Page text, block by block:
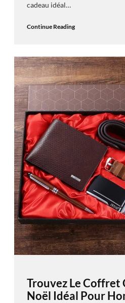
cadeau idéal…
Continue Reading
Trouvez Le Coffret
Noël Idéal Pour